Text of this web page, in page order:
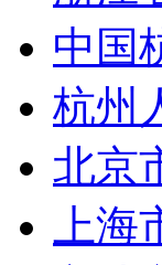
中国
杭州
北京
上